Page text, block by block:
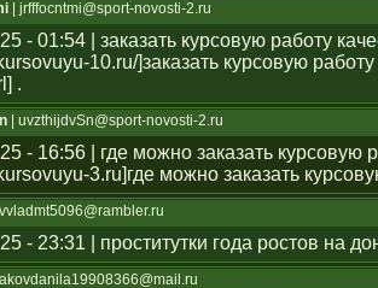
| jrfffocntmi@sport-novosti-2.ru
- 01:54 | заказать курсовую работу
10.ru/]заказать курсовую работу
.
| uvzthijdvSn@sport-novosti-2.ru
- 16:56 | где можно заказать курсовую
3.ru]где можно заказать
- 23:31 | проститутки года ростов на